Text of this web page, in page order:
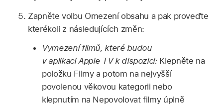
Zapněte volbu Omezení obsahu a pak proveďte
kterékoli z následujících změn:
Vymezení filmů, které budou
v aplikaci Apple TVk dispozici:Klepněte na
položku Filmy a potom na nejvyšší
povolenou věkovou kategorii nebo
klepnutím na Nepovolovat filmy úplně